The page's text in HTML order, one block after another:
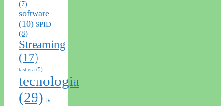
(7)
software
(10) SPID
(8)
Streaming
(17)
tastiera (5)
tecnologia
(29) tv